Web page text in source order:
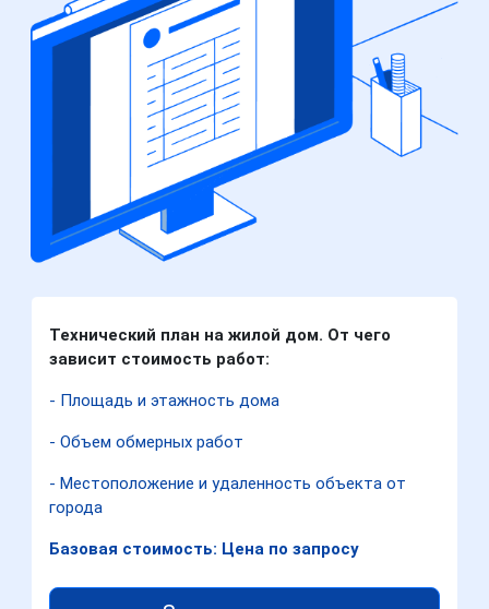
Технический план на жилой дом. От чего
зависит стоимость работ:
- Площадь и этажность дома
- Объем обмерных работ
- Местоположение и удаленность объекта от
города
Базовая стоимость: Цена по запросу